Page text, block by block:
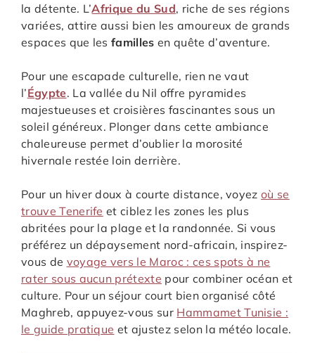
la détente. L’Afrique du Sud, riche de ses régions
variées, attire aussi bien les amoureux de grands
espaces que lesfamilles en quête d’aventure.
Pour une escapade culturelle, rien ne vaut
l’Égypte. La vallée du Nil offre pyramides
majestueuses et croisières fascinantes sous un
soleil généreux. Plonger dans cette ambiance
chaleureuse permet d’oublier la morosité
hivernale restée loin derrière.
Pour un hiver doux à courte distance, voyezoù se
trouve Tenerife et ciblez les zones les plus
abritées pour la plage et la randonnée. Si vous
préférez un dépaysement nord-africain, inspirez-
vous de voyage vers le Maroc : ces spots à ne
rater sous aucun prétexte pour combiner océan et
culture. Pour un séjour court bien organisé côté
Maghreb, appuyez-vous sur Hammamet Tunisie :
le guide pratique et ajustez selon la météo locale.